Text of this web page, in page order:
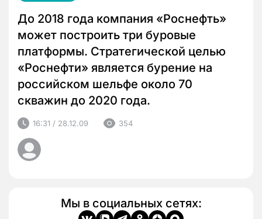
До 2018 года компания «Роснефть»
может построить три буровые
платформы. Стратегической целью
«Роснефти» является бурение на
российском шельфе около 70
скважин до 2020 года.
16:31 / 28.12.09 354
Мы в социальных сетях: